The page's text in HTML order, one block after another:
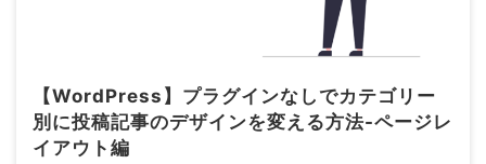
【WordPress】プラグインなしでカテゴリー
別に投稿記事のデザインを変える方法-ページレ
イアウト編